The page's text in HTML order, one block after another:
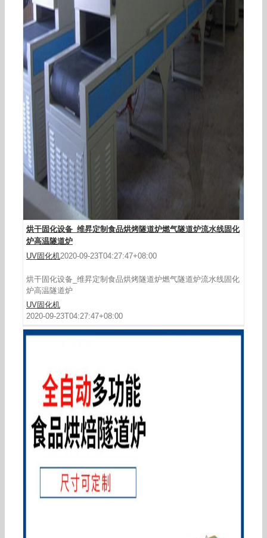
烘干固化设备_维昇定制食品烘烤隧道炉燃气隧道炉流水线固化
炉高温隧道炉
UV固化机2020-09-23T04:27:47+08:00
烘干固化设备_维昇定制食品烘烤隧道炉燃气隧道炉流水线固化
炉高温隧道炉
UV固化机
2020-09-23T04:27:47+08:00
带式干燥设备_厂家直销食品烘焙隧道炉食品烘焙
烘干设备可定制